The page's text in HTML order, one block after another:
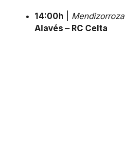
14:00h Mendizorroza
Alavés – RC Celta